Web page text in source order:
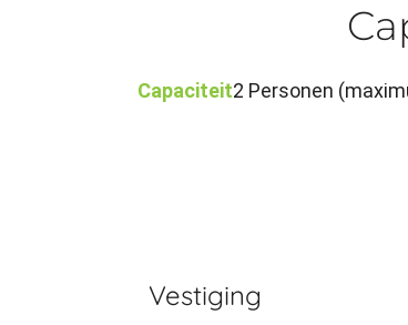
Capaciteit2 Personen
Vestiging